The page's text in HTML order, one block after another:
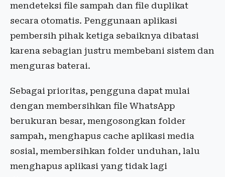
mendeteksi file sampah dan file duplikat
secara otomatis. Penggunaan aplikasi
pembersih pihak ketiga sebaiknya dibatasi
karena sebagian justru membebani sistem dan
menguras baterai.
Sebagai prioritas, pengguna dapat mulai
dengan membersihkan file WhatsApp
berukuran besar, mengosongkan folder
sampah, menghapus cache aplikasi media
sosial, membersihkan folder unduhan, lalu
menghapus aplikasi yang tidak lagi